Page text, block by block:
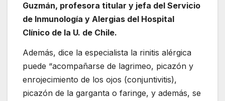
Guzmán, profesora titular y jefa del Servicio
de Inmunología y Alergias del Hospital
Clínico de la U. de Chile.
Además, dice la especialista la rinitis alérgica
puede “acompañarse de lagrimeo, picazón y
enrojecimiento de los ojos (conjuntivitis),
picazón de la garganta o faringe, y además, se